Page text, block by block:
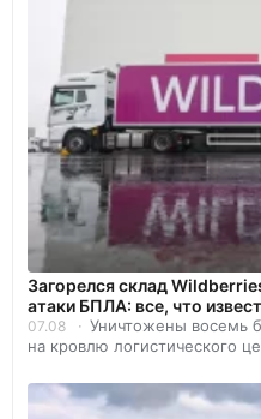
Загорелся склад
атаки БПЛА: все, что
07.08
Уничтожены восемь
на кровлю логистического